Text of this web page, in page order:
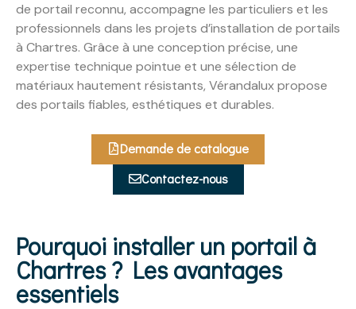
de portail reconnu, accompagne les particuliers et les
professionnels dans les projets d’installation de portails
à Chartres. Grâce à une conception précise, une
expertise technique pointue et une sélection de
matériaux hautement résistants, Vérandalux propose
des portails fiables, esthétiques et durables.
Demande de catalogue
Contactez-nous
Pourquoi installer un portail à
Chartres ? Les avantages
essentiels